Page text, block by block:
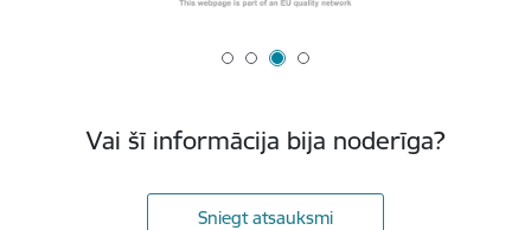
Vai šī informācija bija noderīga?
Sniegt atsauksmi